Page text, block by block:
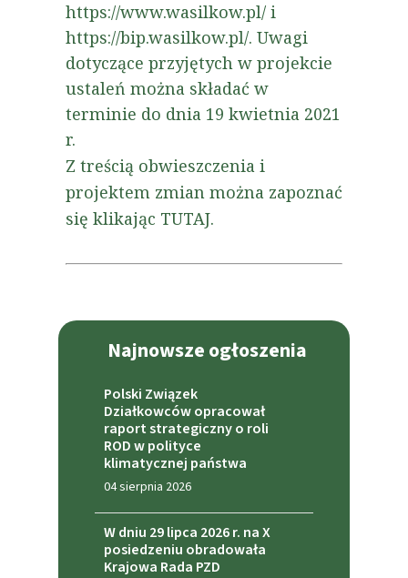
Najnowsze ogłoszenia
Polski Związek
Działkowców opracował
raport strategiczny o roli
ROD w polityce
klimatycznej państwa
04 sierpnia 2026
W dniu 29 lipca 2026 r. na X
posiedzeniu obradowała
Krajowa Rada PZD
https://www.wasilkow.pl/ i
https://bip.wasilkow.pl/. Uwagi
dotyczące przyjętych w projekcie
ustaleń można składać w
terminie do dnia 19 kwietnia 2021
r.
Z treścią obwieszczenia i
projektem zmian można zapoznać
się klikając TUTAJ.